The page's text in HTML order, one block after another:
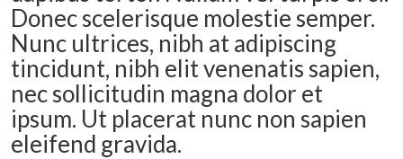
Donec scelerisque molestie semper.
Nunc ultrices, nibh at adipiscing
tincidunt, nibh elit venenatis sapien,
nec sollicitudin magna dolor et
ipsum. Ut placerat nunc non sapien
eleifend gravida.